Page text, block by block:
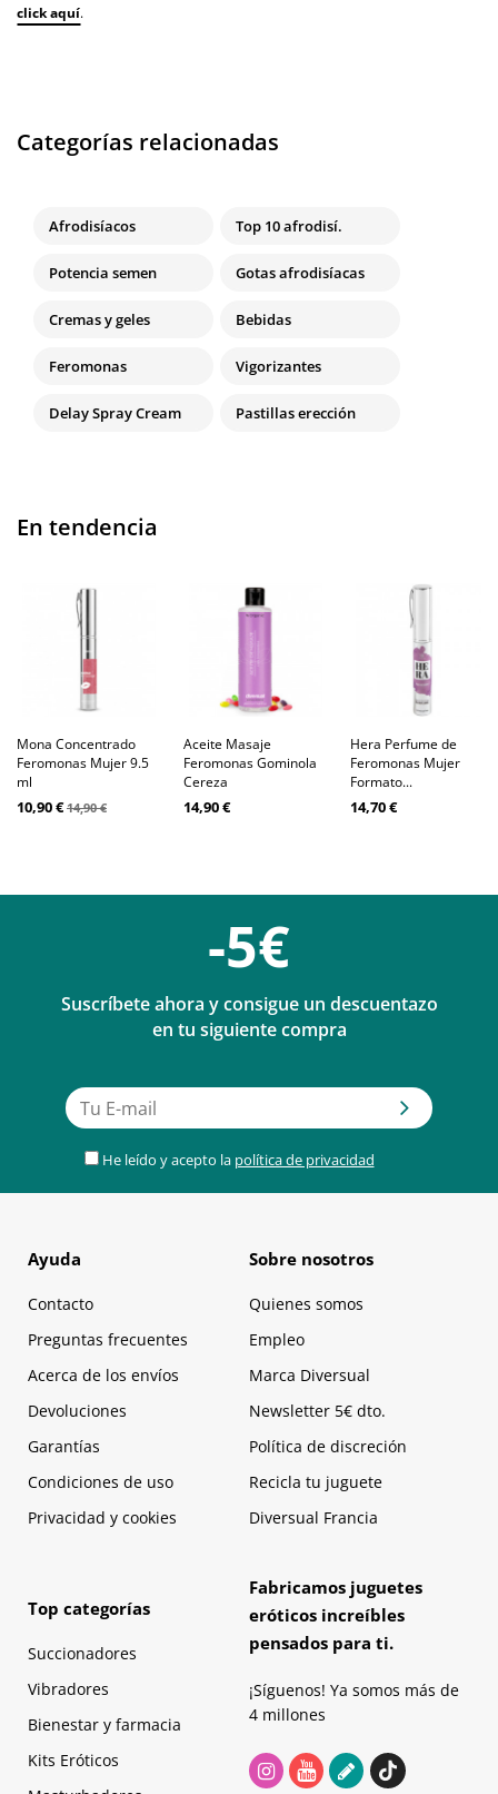
click aquí.
Categorías relacionadas
Afrodisíacos Top 10 afrodisí.
Potencia semen Gotas afrodisíacas
Cremas y geles Bebidas
Feromonas Vigorizantes
Delay Spray Cream Pastillas erección
En tendencia
Mona Concentrado
Feromonas Mujer 9.5
ml
10,90 €14,90 €
Aceite Masaje
Feromonas Gominola
Cereza
14,90 €
Hera Perfume de
Feromonas Mujer
Formato...
14,70 €
-5€
Suscríbete ahora y consigue un descuentazo
en tu siguiente compra
He leído y acepto la política de privacidad
Ayuda
Contacto
Preguntas frecuentes
Acerca de los envíos
Devoluciones
Garantías
Condiciones de uso
Privacidad y cookies
Sobre nosotros
Quienes somos
Empleo
Marca Diversual
Newsletter 5€ dto.
Política de discreción
Recicla tu juguete
Diversual Francia
Top categorías
Succionadores
Vibradores
Bienestar y farmacia
Kits Eróticos
Fabricamos juguetes
eróticos increíbles
pensados para ti.
¡Síguenos! Ya somos más de
4 millones